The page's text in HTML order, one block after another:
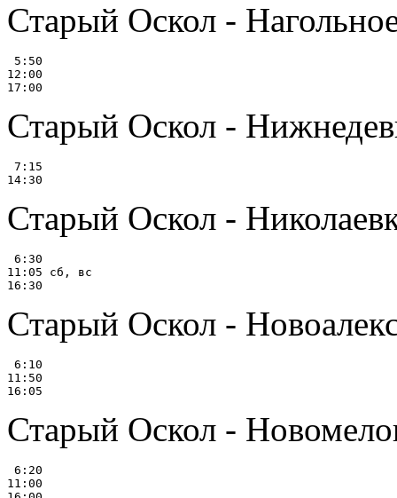
Старый Оскол -
5:50
12:00
Старый Оскол -
7:15
Старый Оскол -
6:30
11:05 сб, вс
Старый Оскол -
6:10
11:50
Старый Оскол -
6:20
11:00